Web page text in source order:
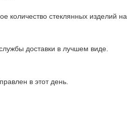
количество стеклянных изделий на
доставки в лучшем виде.
в этот день.